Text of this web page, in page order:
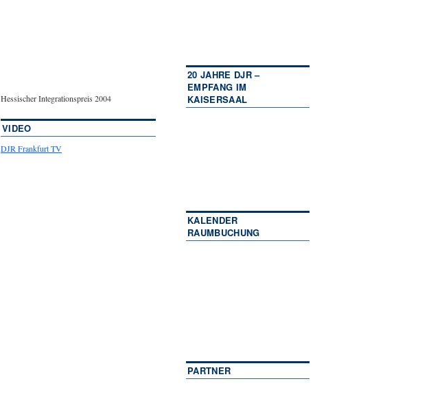
Hessischer Integrationspreis 2004
VIDEO
DJR Frankfurt TV
20 JAHRE DJR –
EMPFANG IM
KAISERSAAL
KALENDER
RAUMBUCHUNG
PARTNER